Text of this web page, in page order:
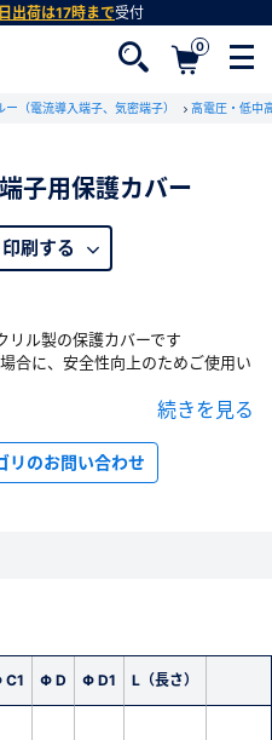
出荷は17時まで受付
0
ー（電流導入端子、気密端子） 高電圧・低中
子用保護カバー
印刷する
リル製の保護カバーです
合に、安全性向上のためご使用い
カバー上部のケーブルグランドに
(一覧)
続きを見る
リのお問い合わせ
C1 Φ D Φ D1 L（長さ）
機能がご利用いただけ
。
する場合があります。